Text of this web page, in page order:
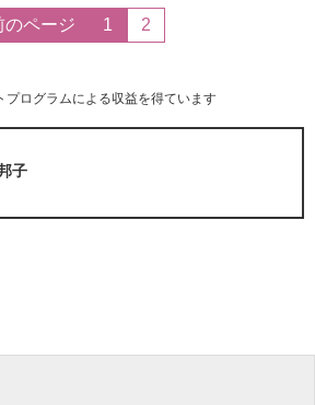
のページ 1 2
ログラムによる収益を得ています
子